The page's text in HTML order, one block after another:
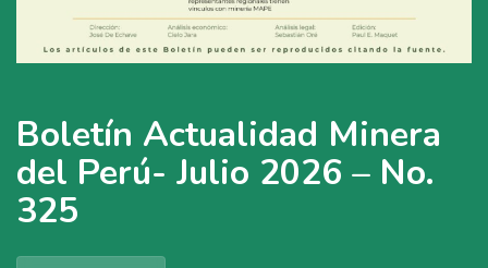
Boletín Actualidad Minera
del Perú- Julio 2026 – No.
325